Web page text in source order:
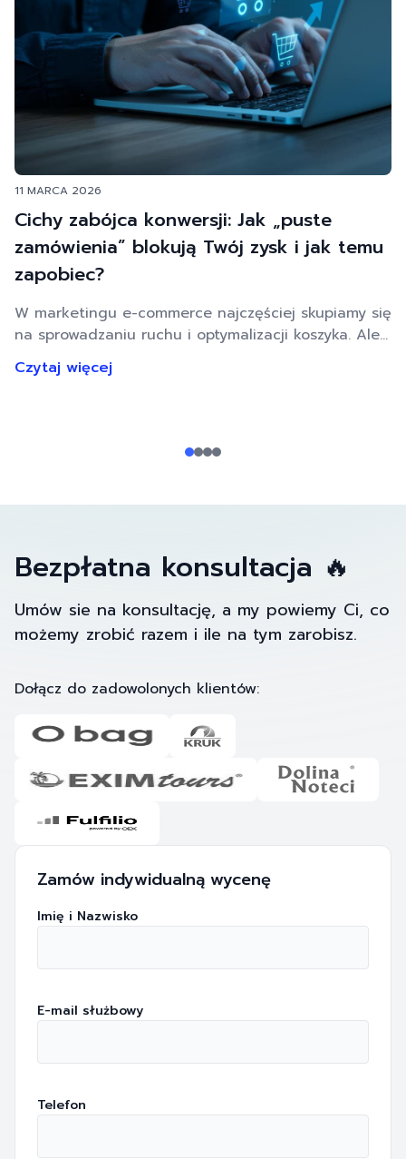
11 MARCA 2026
Cichy zabójca konwersji: Jak „puste
zamówienia” blokują Twój zysk i jak temu
zapobiec?
W marketingu e-commerce najczęściej skupiamy się
na sprowadzaniu ruchu i optymalizacji koszyka. Ale
co, jeśli Twój problem nie leży w tym, że klienci nie
chcą kupować, ale w tym, że… ktoś im to skutecznie
domysłów. Ostatnio u jednego z naszych …
Czytaj więcej
Bezpłatna konsultacja 🔥
Umów sie na konsultację, a my powiemy Ci, co
możemy zrobić razem i ile na tym zarobisz.
Dołącz do zadowolonych klientów:
Zamów indywidualną wycenę
Imię i Nazwisko
E-mail służbowy
Telefon